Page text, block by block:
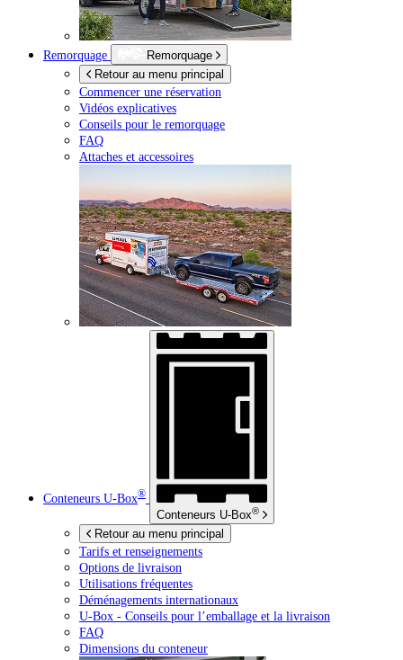
Remorquage
Remorquage
Retour au menu principal
Commencer une réservation
Vidéos explicatives
Conseils pour le remorquage
FAQ
Attaches et accessoires
Conteneurs U-Box®
Conteneurs U-Box®
Retour au menu principal
Tarifs et renseignements
Options de livraison
Utilisations fréquentes
Déménagements internationaux
U-Box - Conseils pour l’emballage et la livraison
FAQ
Dimensions du conteneur